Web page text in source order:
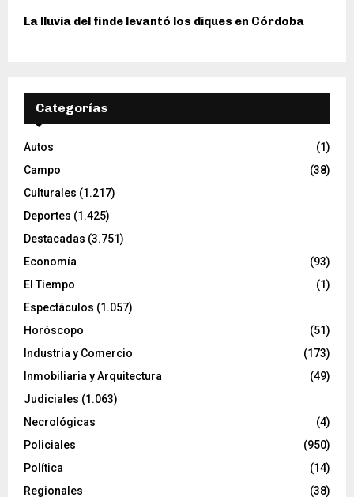
La lluvia del finde levantó los diques en Córdoba
Categorías
Autos
(1)
Campo
(38)
Culturales (1.217)
Deportes (1.425)
Destacadas (3.751)
Economía
(93)
El Tiempo
(1)
Espectáculos (1.057)
Horóscopo
(51)
Industria y Comercio
(173)
Inmobiliaria y Arquitectura
(49)
Judiciales (1.063)
Necrológicas
(4)
Policiales
(950)
Política
(14)
Regionales
(38)